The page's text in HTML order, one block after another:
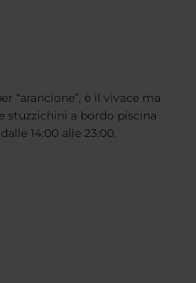
“arancione”, è il vivace ma
stuzzichini a bordo piscina
14:00 alle 23:00.